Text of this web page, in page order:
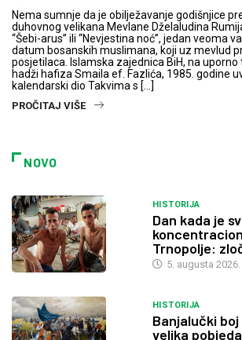
Nema sumnje da je obilježavanje godišnjice
duhovnog velikana Mevlane Dželaludina
“Šebi-arus” ili “Nevjestina noć”, jedan veoma
datum bosanskih muslimana, koji uz mevlud
posjetilaca. Islamska zajednica BiH, na
hadži hafiza Smaila ef. Fazlića, 1985. godine
kalendarski dio Takvima s […]
PROČITAJ VIŠE
NOVO
HISTORIJA
Dan kada je
Trnopolje:
5. augusta 2026.
HISTORIJA
Banjalučki boj
velika